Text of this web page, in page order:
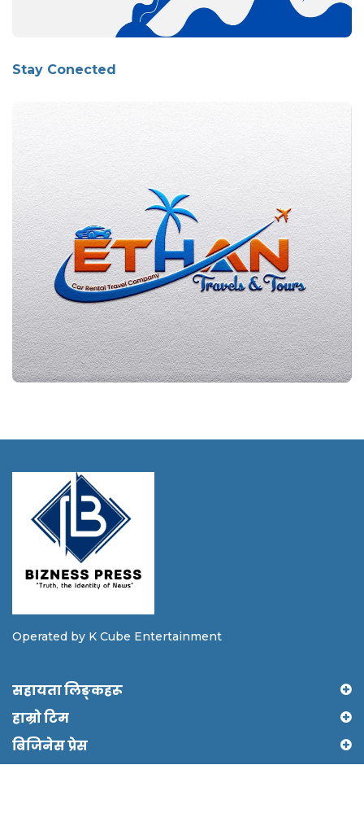
Stay Conected
Operated by K Cube Entertainment
सहायता लिङ्कहरू
हाम्रो टिम
बिजिनेस प्रेस